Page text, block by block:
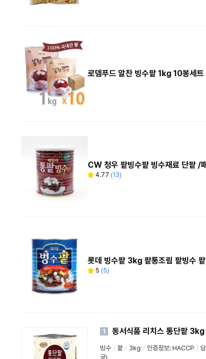
로뎀푸드 알찬 빙수팥 1kg 10봉세트
CW 청우 팥빙수팥 빙수재료 단팥
별 4.77
리
(13)
롯데 빙수팥 3kg 팥통조림 팥빙수
별 5
리
(5)
1 동서식품 리치스 통단팥 3kg
빙수 / 팥 / 3kg / 인증정보: HACCP /
국)